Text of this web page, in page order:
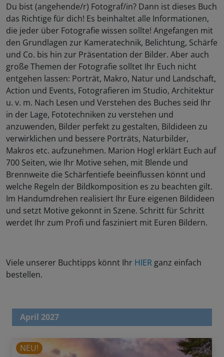
Du bist (angehende/r) Fotograf/in? Dann ist dieses Buch
das Richtige für dich! Es beinhaltet alle Informationen,
die jeder über Fotografie wissen sollte! Angefangen mit
den Grundlagen zur Kameratechnik, Belichtung, Schärfe
und Co. bis hin zur Präsentation der Bilder. Aber auch
große Themen der Fotografie solltet Ihr Euch nicht
entgehen lassen: Porträt, Makro, Natur und Landschaft,
Action und Events, Fotografieren im Studio, Architektur
u. v. m. Nach Lesen und Verstehen des Buches seid Ihr
in der Lage, Fototechniken zu verstehen und
anzuwenden, Bilder perfekt zu gestalten, Bildideen zu
verwirklichen und bessere Porträts, Naturbilder,
Makros etc. aufzunehmen. Marion Hogl erklärt Euch auf
700 Seiten, wie Ihr Motive sehen, mit Blende und
Brennweite die Schärfentiefe beeinflussen könnt und
welche Regeln der Bildkomposition es zu beachten gilt.
Im Handumdrehen realisiert Ihr Eure eigenen Bildideen
und setzt Motive gekonnt in Szene. Schritt für Schritt
werdet Ihr zum Profi und fasziniert mit Euren Bildern.
Viele unserer Buchtipps könnt Ihr HIER ganz einfach
bestellen.
April 2027
NEU!